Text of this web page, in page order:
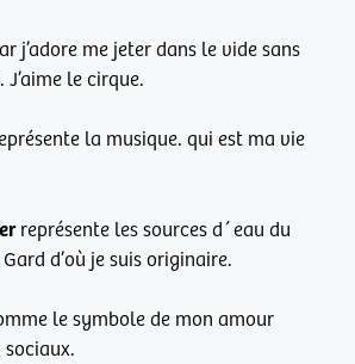
j’adore me jeter dans le vide sans
le cirque.
la musique. qui est ma vie
représente les sources d´eau du
d’où je suis originaire.
le symbole de mon amour
sociaux.